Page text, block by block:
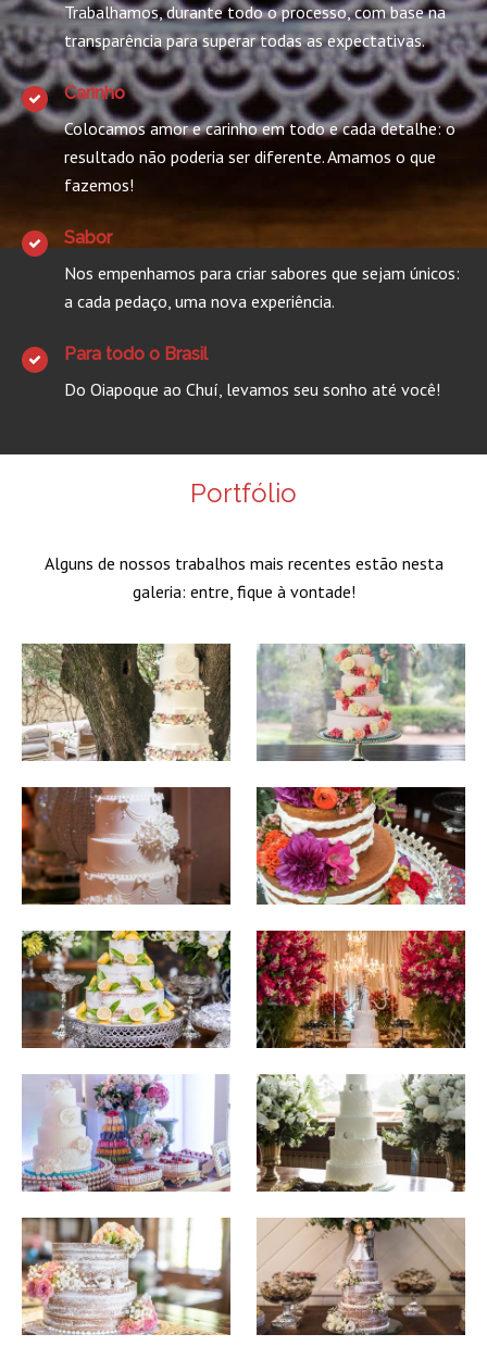
Trabalhamos, durante todo o processo, com base na
transparência para superar todas as expectativas.
Carinho
Colocamos amor e carinho em todo e cada detalhe: o
resultado não poderia ser diferente. Amamos o que
fazemos!
Sabor
Nos empenhamos para criar sabores que sejam únicos:
a cada pedaço, uma nova experiência.
Para todo o Brasil
Do Oiapoque ao Chuí, levamos seu sonho até você!
Portfólio
Alguns de nossos trabalhos mais recentes estão nesta
galeria: entre, fique à vontade!